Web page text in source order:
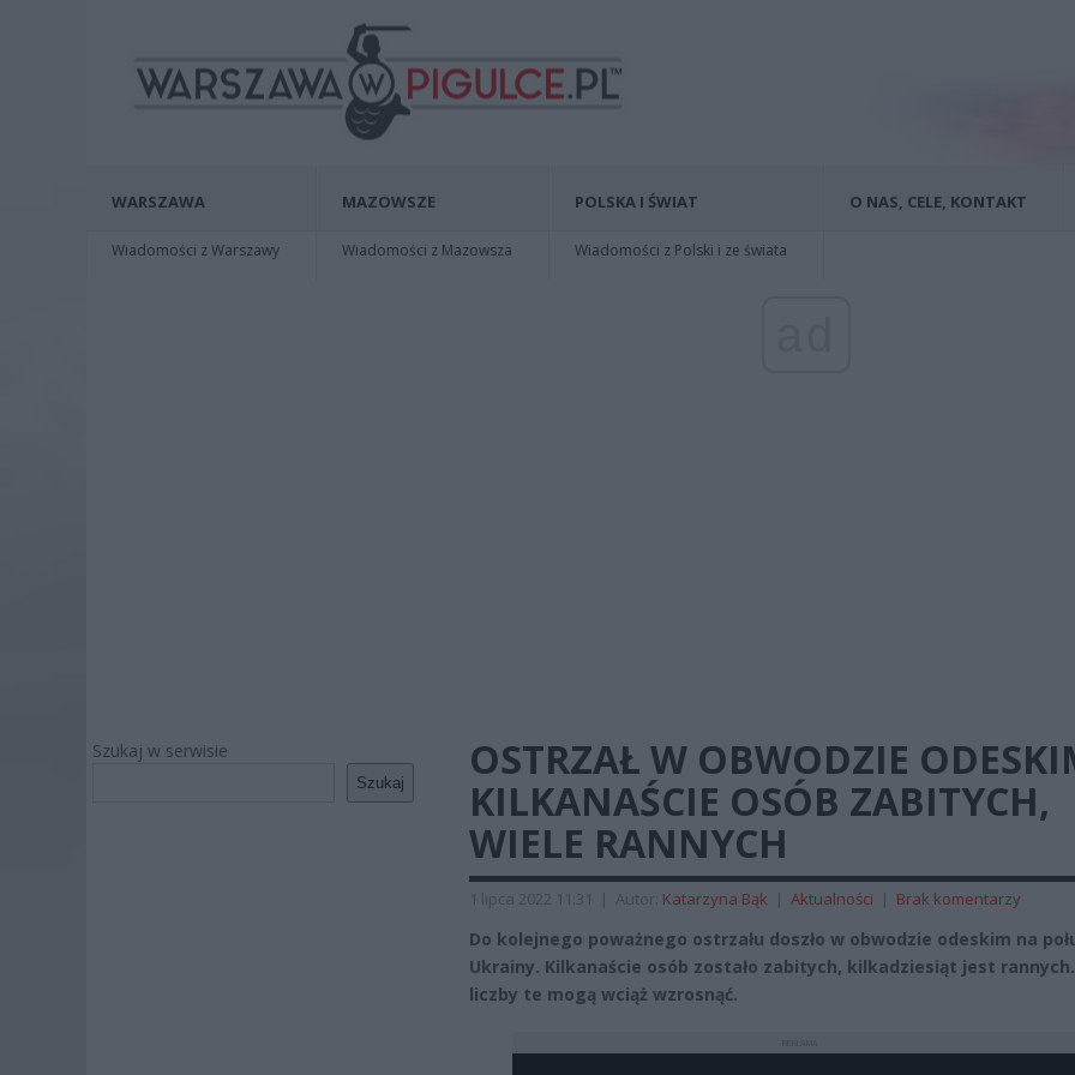
WARSZAWA
Wiadomości z Warszawy
MAZOWSZE
Wiadomości z Mazowsza
POLSKA I ŚWIAT
Wiadomości z Polski i ze świata
O NAS, CELE, KONTAKT
Szukaj w serwisie
Szukaj
OSTRZAŁ W OBWODZIE
KILKANAŚCIE OSÓB ZABITYCH,
WIELE RANNYCH
1 lipca 2022 11:31 | Autor: Katarzyna Bąk | Aktualności | Brak komentarzy
Do kolejnego poważnego ostrzału doszło w obwodzie odeskim na
Ukrainy. Kilkanaście osób zostało zabitych, kilkadziesiąt jest
liczby te mogą wciąż wzrosnąć.